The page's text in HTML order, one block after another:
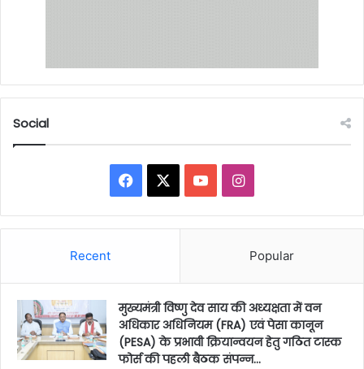
Social
Facebook YouTubeInstagram
Recent Popular
मुख्यमंत्री विष्णु देव साय की अध्यक्षता में वन
अधिकार अधिनियम (FRA) एवं पेसा कानून
(PESA) के प्रभावी क्रियान्वयन हेतु गठित टास्क
फोर्स की पहली बैठक संपन्न…